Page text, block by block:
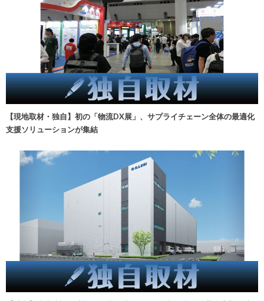
【現地取材・独自】初の「物流DX展」、サプライチェーン全体の最適化
支援ソリューションが集結